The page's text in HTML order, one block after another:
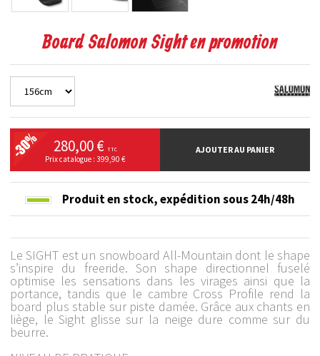
Board Salomon Sight en promotion
280,00 € TTC
Prix catalogue : 399,90 €
AJOUTER AU PANIER
Produit en stock,expédition sous 24h/48h
Le SIGHT est un snowboard All-Mountain dont le shape
s’inspire du freeride. Son shape directionnel fuselé
optimise les sensations dans les virages ainsi que la
portance, tandis que le cambre Cross Profile rend la
board plus stable sur piste damée. Grâce aux chants en
liège, le Sight glisse sur la neige dure comme sur du
beurre.